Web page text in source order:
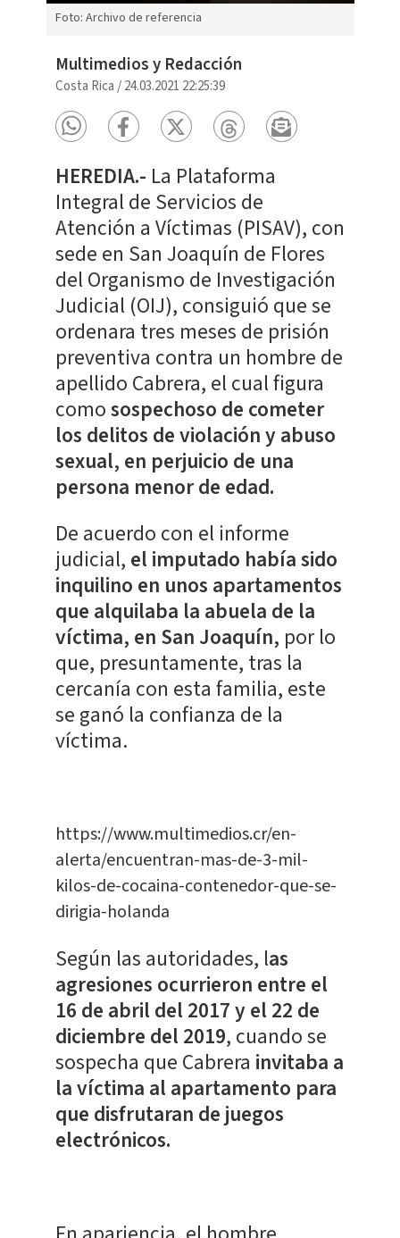
Foto: Archivo de referencia
Multimedios y Redacción
Costa Rica /24.03.2021 22:25:39
HEREDIA.- La Plataforma
Integral de Servicios de
Atención a Víctimas (PISAV), con
sede en San Joaquín de Flores
del Organismo de Investigación
Judicial (OIJ), consiguió que se
ordenara tres meses de prisión
preventiva contra un hombre de
apellido Cabrera, el cual figura
comosospechoso de​ cometer
los delitos de violación y abuso
sexual, en perjuicio de una
persona menor de edad.
De acuerdo con el informe
judicial, el imputado había sido
inquilino en unos apartamentos
que alquilaba la abuela de la
víctima, en San Joaquín, por lo
que, presuntamente, tras la
cercanía con esta familia, este
se ganó la confianza de la
víctima.
https://www.multimedios.cr/en-
alerta/encuentran-mas-de-3-mil-
kilos-de-cocaina-contenedor-que-se-
dirigia-holanda
Según las autoridades, las
agresiones ocurrieron entre el
16 de abril del 2017 y el 22 de
diciembre del 2019, cuando se
sospecha que Cabrera invitaba a
la víctima al apartamento para
que disfrutaran de juegos
electrónicos.